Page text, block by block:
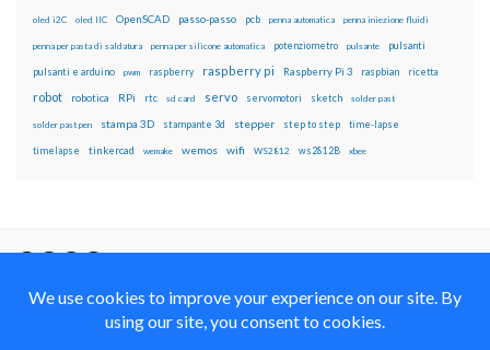
oled i2C oled IIC OpenSCAD passo-passo pcb penna automatica penna iniezione fluidi
penna per pasta di saldatura penna per silicone automatica potenziometro pulsante pulsanti
pulsanti e arduino pwm raspberry raspberry pi Raspberry Pi 3 raspbian ricetta
robot robotica RPi rtc sd card servo servomotori sketch solder past
solder past pen stampa 3D stampante 3d stepper step to step time-lapse
timelapse tinkercad wemake wemos wifi WS2812 ws2812B xbee
Alike 4.0 International